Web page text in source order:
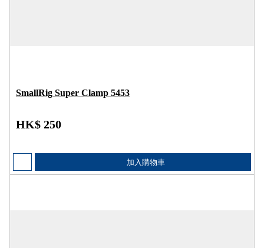
SmallRig Super Clamp 5453
HK$ 250
加入購物車